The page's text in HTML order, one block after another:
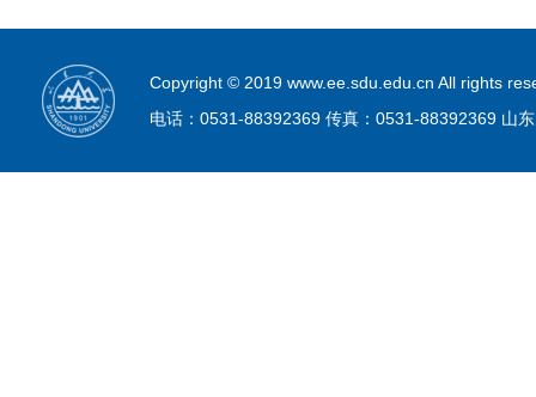
Copyright © 2019 www.ee.sdu.edu.cn All rights
电话：0531-88392369 传真：0531-88392369 山